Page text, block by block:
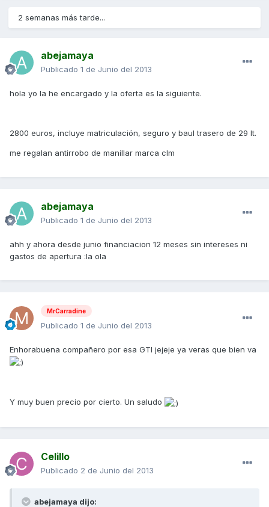
2 semanas más tarde...
abejamaya
Publicado 1 de Junio del 2013
hola yo la he encargado y la oferta es la siguiente.
2800 euros, incluye matriculación, seguro y baul trasero de 29 lt.
me regalan antirrobo de manillar marca clm
abejamaya
Publicado 1 de Junio del 2013
ahh y ahora desde junio financiacion 12 meses sin intereses ni
gastos de apertura :la ola
MrCarradine
Publicado 1 de Junio del 2013
Enhorabuena compañero por esa GTI jejeje ya veras que bien va
Y muy buen precio por cierto. Un saludo
Celillo
Publicado 2 de Junio del 2013
abejamaya dijo: